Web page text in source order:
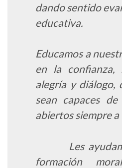
dando sentido
educativa.
Educamos a
en la confianza,
alegría y diálogo,
sean capaces
abiertos siempre
Les
formación